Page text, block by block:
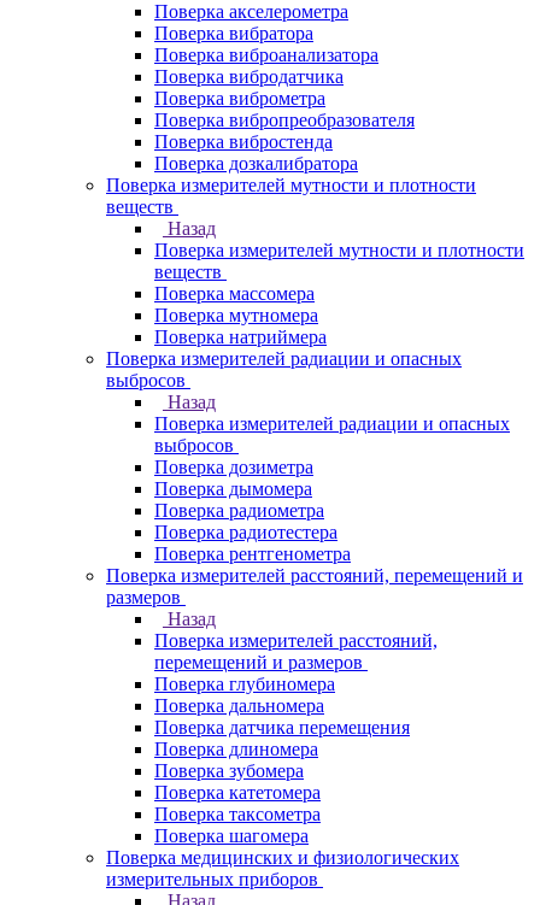
Поверка акселерометра
Поверка вибратора
Поверка виброанализатора
Поверка вибродатчика
Поверка виброметра
Поверка вибропреобразователя
Поверка вибростенда
Поверка дозкалибратора
Поверка измерителей мутности и плотности
веществ
Назад
Поверка измерителей мутности и плотности
веществ
Поверка массомера
Поверка мутномера
Поверка натриймера
Поверка измерителей радиации и опасных
выбросов
Назад
Поверка измерителей радиации и опасных
выбросов
Поверка дозиметра
Поверка дымомера
Поверка радиометра
Поверка радиотестера
Поверка рентгенометра
Поверка измерителей расстояний, перемещений и
размеров
Назад
Поверка измерителей расстояний,
перемещений и размеров
Поверка глубиномера
Поверка дальномера
Поверка датчика перемещения
Поверка длиномера
Поверка зубомера
Поверка катетомера
Поверка таксометра
Поверка шагомера
Поверка медицинских и физиологических
измерительных приборов
Назад